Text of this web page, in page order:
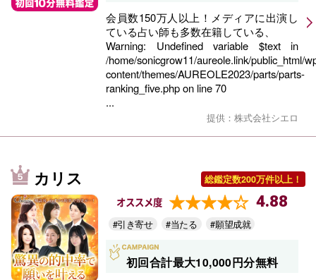
会員数150万人以上！メディアに出演し
ている占い師も多数在籍している、
Warning: Undefined variable $text in
/home/sonicgrow11/aureole.link/public_html/
content/themes/AUREOLE2023/parts/parts-
ranking_five.phpon line70
...
提供：株式会社シエロ
カリス 総鑑定数200万件以上！
オススメ度 4.88
#引き寄せ #当たる #願望成就
初回合計最大10,000円分無料